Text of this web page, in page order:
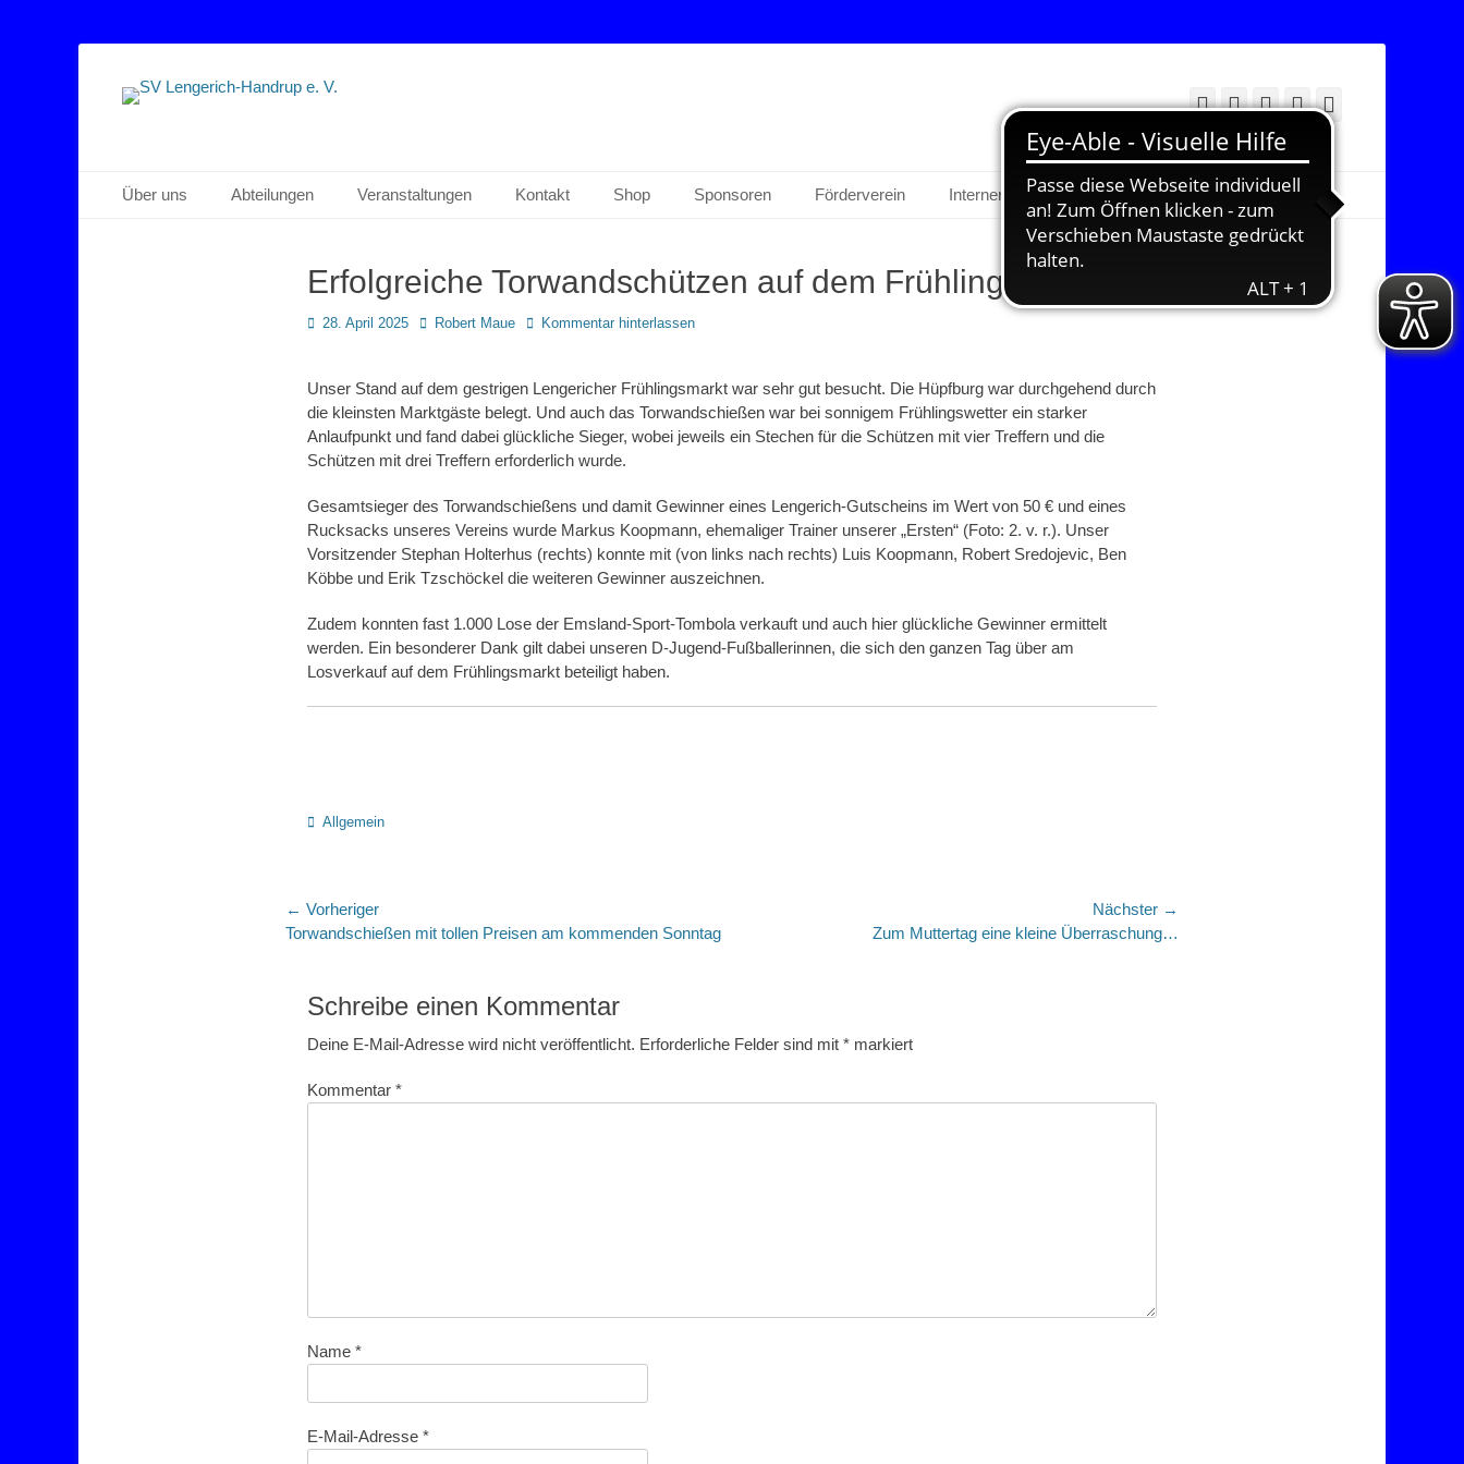
SV Lengerich-Handrup e. V.
Sportverein Lengerich Handrup Facebook
Twitter
E- YouTube
Primäres Menü
Zum
Inhalt
Über uns Abteilungen Veranstaltungen Kontakt Shop Sponsoren Förderverein Interner Bereich
Erfolgreiche Torwandschützen auf dem Frühlingsmarkt
Posted
28. April 2025 AutorRobert Maue Kommentar hinterlassen
Unser Stand auf dem gestrigen Lengericher Frühlingsmarkt war sehr gut besucht. Die Hüpfburg war durchgehend durch
die kleinsten Marktgäste belegt. Und auch das Torwandschießen war bei sonnigem Frühlingswetter ein starker
Anlaufpunkt und fand dabei glückliche Sieger, wobei jeweils ein Stechen für die Schützen mit vier Treffern und die
Schützen mit drei Treffern erforderlich wurde.
Gesamtsieger des Torwandschießens und damit Gewinner eines Lengerich-Gutscheins im Wert von 50 € und eines
Rucksacks unseres Vereins wurde Markus Koopmann, ehemaliger Trainer unserer „Ersten“ (Foto: 2. v. r.). Unser
Vorsitzender Stephan Holterhus (rechts) konnte mit (von links nach rechts) Luis Koopmann, Robert Sredojevic, Ben
Köbbe und Erik Tzschöckel die weiteren Gewinner auszeichnen.
Zudem konnten fast 1.000 Lose der Emsland-Sport-Tombola verkauft und auch hier glückliche Gewinner ermittelt
werden. Ein besonderer Dank gilt dabei unseren D-Jugend-Fußballerinnen, die sich den ganzen Tag über am
Losverkauf auf dem Frühlingsmarkt beteiligt haben.
Kategorien
Allgemein
Beitragsnavigation
← Vorheriger
Vorheriger
Torwandschießen mit tollen Preisen am kommenden Sonntag
Nächster →
Zum Muttertag eine kleine Überraschung…
Schreibe einen Kommentar
Deine E-Mail-Adresse wird nicht veröffentlicht. Erforderliche Felder sind mit * markiert
Kommentar *
Name *
E-Mail-Adresse *